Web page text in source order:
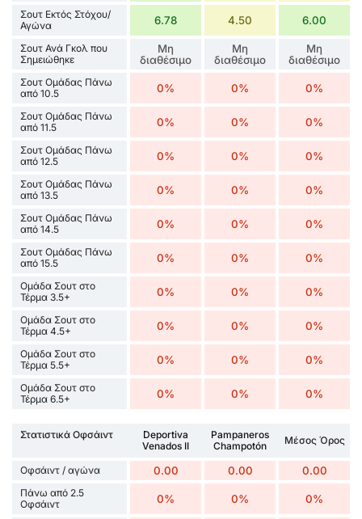
Σουτ Εκτός Στόχου/
Αγώνα
6.78 4.50 6.00
Σουτ Ανά Γκολ που
Σημειώθηκε
Μη
διαθέσιμο
Μη
διαθέσιμο
Μη
διαθέσιμο
Σουτ Ομάδας Πάνω
από 10.5
0% 0% 0%
Σουτ Ομάδας Πάνω
από 11.5
0% 0% 0%
Σουτ Ομάδας Πάνω
από 12.5
0% 0% 0%
Σουτ Ομάδας Πάνω
από 13.5
0% 0% 0%
Σουτ Ομάδας Πάνω
από 14.5
0% 0% 0%
Σουτ Ομάδας Πάνω
από 15.5
0% 0% 0%
Ομάδα Σουτ στο
Τέρμα 3.5+
0% 0% 0%
Ομάδα Σουτ στο
Τέρμα 4.5+
0% 0% 0%
Ομάδα Σουτ στο
Τέρμα 5.5+
0% 0% 0%
Ομάδα Σουτ στο
Τέρμα 6.5+
0% 0% 0%
Στατιστικά Οφσάιντ
Deportiva
Venados II
Pampaneros
Champotón
Μέσος Όρος
Οφσάιντ / αγώνα 0.00 0.00 0.00
Πάνω από 2.5
Οφσάιντ
0% 0% 0%